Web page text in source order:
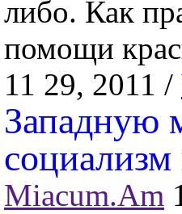
либо. Как
помощи
11 29, 2011 /
Западную
Miacum.Am